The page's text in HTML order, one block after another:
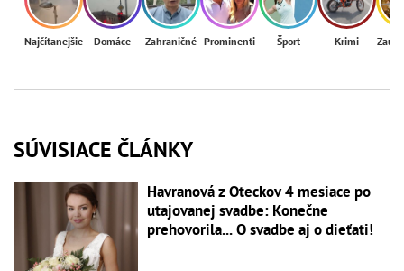
Najčítanejšie Domáce Zahraničné Prominenti Šport Krimi
SÚVISIACE ČLÁNKY
Havranová z Oteckov 4 mesiace po
utajovanej svadbe: Konečne
prehovorila... O svadbe aj o dieťati!